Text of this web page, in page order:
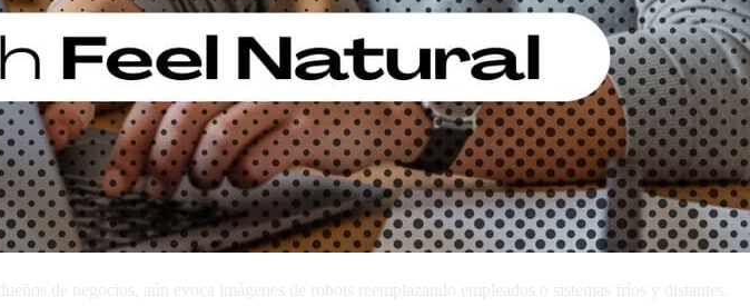
de negocios, aún evoca imágenes de robots reemplazando empleados o sistemas fríos y distantes.